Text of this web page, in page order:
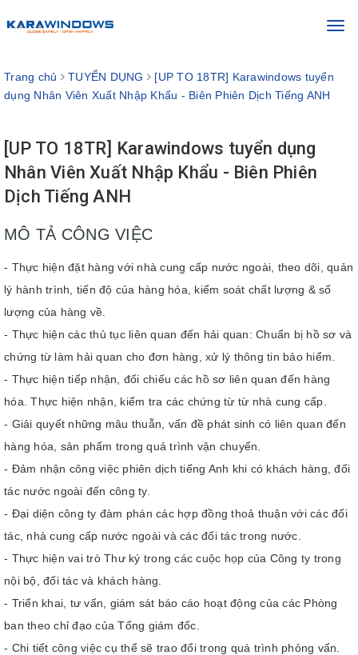
Trang chủ TUYỂN DỤNG
[UP TO 18TR] Karawindows tuyển
dụng Nhân Viên Xuất Nhập Khẩu - Biên Phiên Dịch Tiếng ANH
[UP TO 18TR] Karawindows tuyển dụng
Nhân Viên Xuất Nhập Khẩu - Biên Phiên
Dịch Tiếng ANH
MÔ TẢ CÔNG VIỆC
- Thực hiện đặt hàng với nhà cung cấp nước ngoài, theo dõi, quản
lý hành trình, tiến độ của hàng hóa, kiểm soát chất lượng & số
lượng của hàng về.
- Thực hiện các thủ tục liên quan đến hải quan: Chuẩn bị hồ sơ và
chứng từ làm hải quan cho đơn hàng, xử lý thông tin bảo hiểm.
- Thực hiện tiếp nhận, đối chiếu các hồ sơ liên quan đến hàng
hóa. Thực hiện nhận, kiểm tra các chứng từ từ nhà cung cấp.
- Giải quyết những mâu thuẫn, vấn đề phát sinh có liên quan đến
hàng hóa, sản phẩm trong quá trình vận chuyển.
- Đảm nhận công việc phiên dịch tiếng Anh khi có khách hàng, đối
tác nước ngoài đến công ty.
- Đại diện công ty đàm phán các hợp đồng thoả thuận với các đối
tác, nhà cung cấp nước ngoài và các đối tác trong nước.
- Thực hiện vai trò Thư ký trong các cuộc họp của Công ty trong
nội bộ, đối tác và khách hàng.
- Triển khai, tư vấn, giám sát báo cáo hoạt động của các Phòng
ban theo chỉ đạo của Tổng giám đốc.
- Chi tiết công việc cụ thể sẽ trao đổi trong quá trình phỏng vấn.